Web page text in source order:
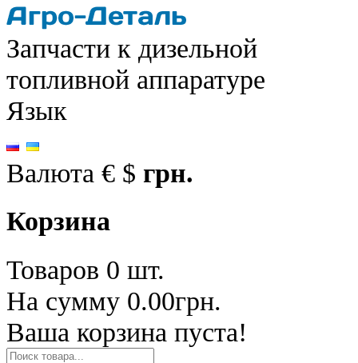
Запчасти к дизельной
топливной аппаратуре
Язык
Валюта € $ грн.
Корзина
Товаров 0 шт.
На сумму 0.00грн.
Ваша корзина пуста!